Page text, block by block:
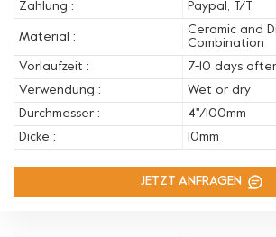
Zahlung :
Paypal, T/T
Material :
Ceramic and
Combination
Vorlaufzeit :
7-10 days
Verwendung :
Wet or dry
Durchmesser :
4''/100mm
Dicke :
10mm
JETZT ANFRAGEN